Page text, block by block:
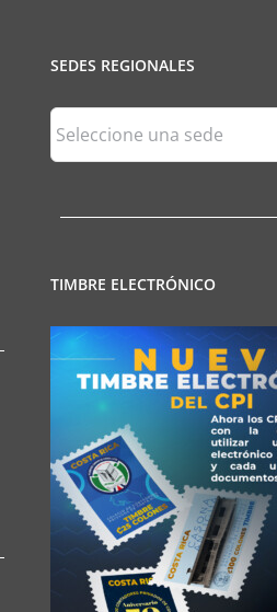
SEDES REGIONALES
Sedes
Regionales
TIMBRE ELECTRÓNICO